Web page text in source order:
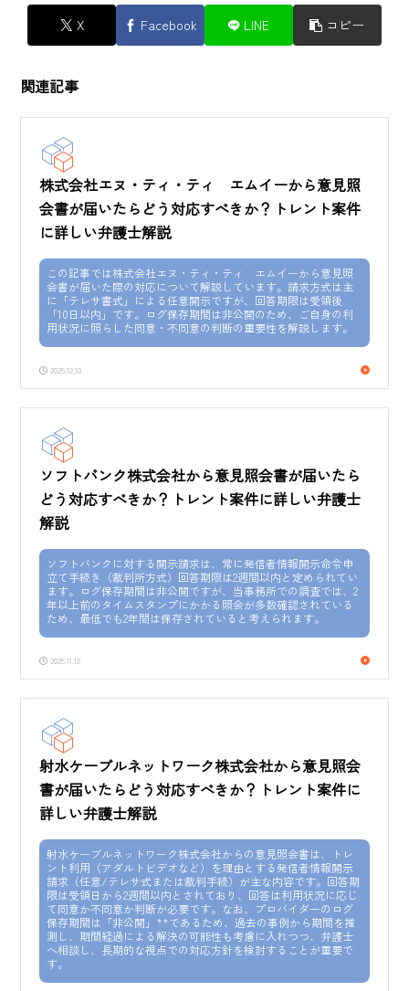
X Facebook LINE コピー
関連記事
株式会社エヌ・ティ・ティ エムイーから意見照
会書が届いたらどう対応すべきか？トレント案件
に詳しい弁護士解説
この記事では株式会社エヌ・ティ・ティ エムイーから意見照
会書が届いた際の対応について解説しています。請求方式は主
に「テレサ書式」による任意開示ですが、回答期限は受領後
「10日以内」です。ログ保存期間は非公開のため、ご自身の利
用状況に照らした同意・不同意の判断の重要性を解説します。
2025.12.10
ソフトバンク株式会社から意見照会書が届いたら
どう対応すべきか？トレント案件に詳しい弁護士
解説
ソフトバンクに対する開示請求は、常に発信者情報開示命令申
立て手続き（裁判所方式）回答期限は2週間以内と定められてい
ます。ログ保存期間は非公開ですが、当事務所での調査では、2
年以上前のタイムスタンプにかかる照会が多数確認されている
ため、最低でも2年間は保存されていると考えられます。
2025.11.12
射水ケーブルネットワーク株式会社から意見照会
書が届いたらどう対応すべきか？トレント案件に
詳しい弁護士解説
射水ケーブルネットワーク株式会社からの意見照会書は、トレ
ント利用（アダルトビデオなど）を理由とする発信者情報開示
請求（任意/テレサ式または裁判手続）が主な内容です。回答期
限は受領日から2週間以内とされており、回答は利用状況に応じ
て同意か不同意か判断が必要です。なお、プロバイダーのログ
保存期間は「非公開」**であるため、過去の事例から期間を推
測し、期間経過による解決の可能性も考慮に入れつつ、弁護士
へ相談し、長期的な視点での対応方針を検討することが重要で
す。